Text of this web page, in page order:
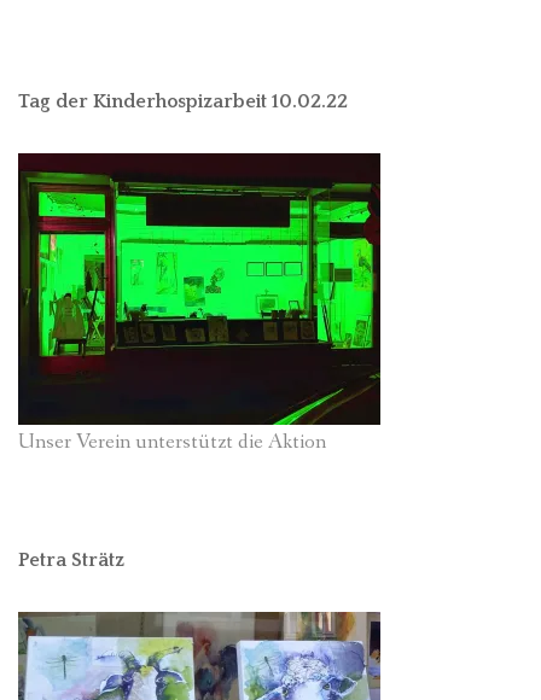
Tag der Kinderhospizarbeit 10.02.22
Unser Verein unterstützt die Aktion
Petra Strätz